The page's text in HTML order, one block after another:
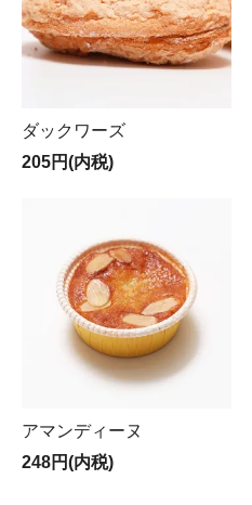
ダックワーズ
205円(内税)
アマンディーヌ
248円(内税)